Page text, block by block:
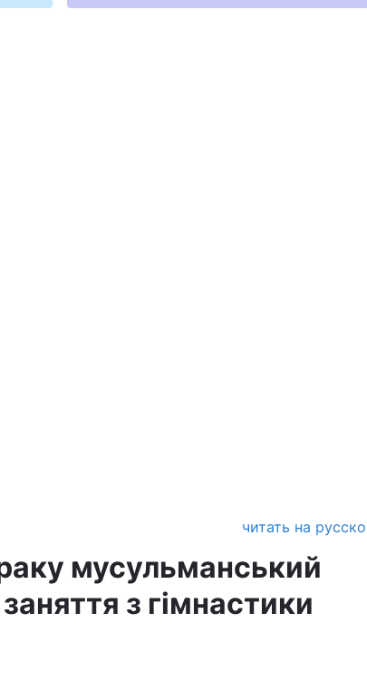
читать на
мусульманський
з гімнастики